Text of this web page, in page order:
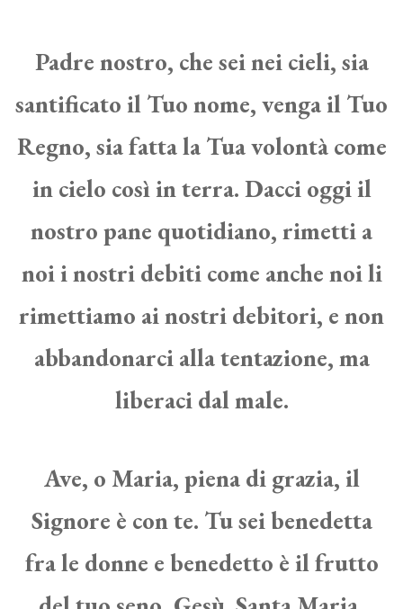
Padre nostro, che sei nei cieli, sia
santificato il Tuo nome, venga il Tuo
Regno, sia fatta la Tua volontà come
in cielo così in terra. Dacci oggi il
nostro pane quotidiano, rimetti a
noi i nostri debiti come anche noi li
rimettiamo ai nostri debitori, e non
abbandonarci alla tentazione, ma
liberaci dal male.
Ave, o Maria, piena di grazia, il
Signore è con te. Tu sei benedetta
fra le donne e benedetto è il frutto